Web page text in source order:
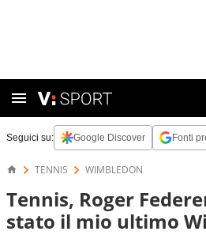
Seguici su: Google Discover Fonti
TENNIS WIMBLEDON
Tennis, Roger
stato il mio ultimo